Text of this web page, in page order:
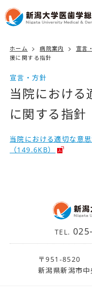
ホーム 病院案内 宣言
援に関する指針
宣言・方針
当院における
に関する指針
当院における適切な意
（149.6KB）
TEL.
〒951-8520
新潟県新潟市